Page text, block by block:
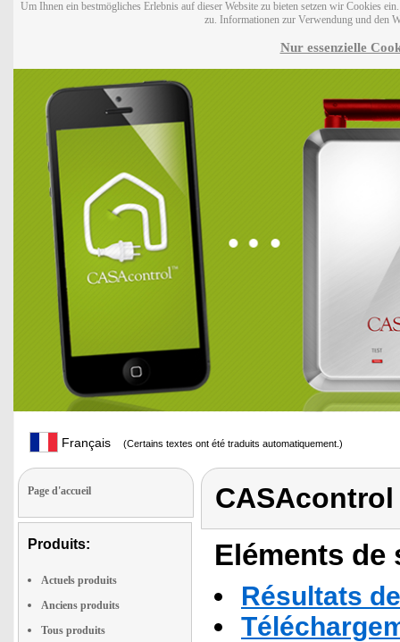
Um Ihnen ein bestmögliches Erlebnis auf dieser Website zu bieten setzen wir Cookies
zu. Informationen zur Verwendung und den
Nur essenzielle
Français (Certains textes ont été traduits automatiquement.)
Page d'accueil
Produits:
Actuels produits
Anciens produits
Tous produits
CASAcontrol
Eléments
Résultats